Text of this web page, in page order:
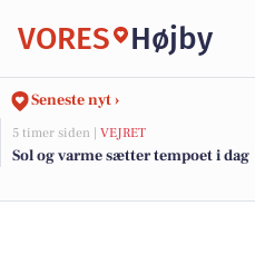
VORES Højby
Seneste nyt ›
5 timer siden | VEJRET
Sol og varme sætter tempoet i dag